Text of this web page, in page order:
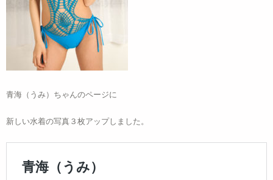
青海（うみ）ちゃんのページに
新しい水着の写真３枚アップしました。